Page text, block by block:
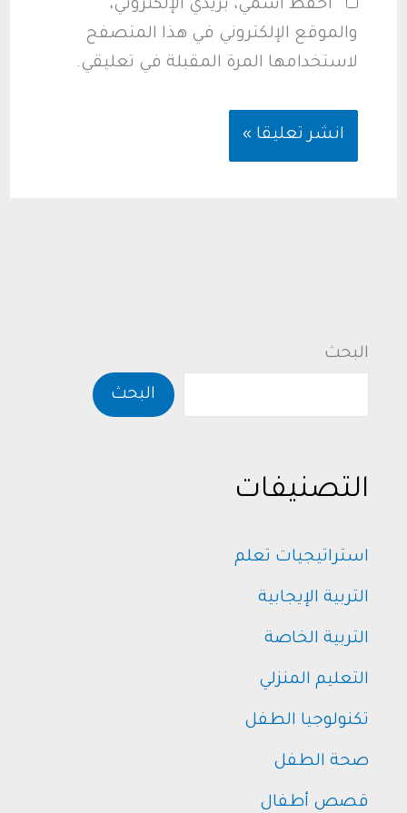
احفظ اسمي، بريدي الإلكتروني،
والموقع الإلكتروني في هذا المتصفح
لاستخدامها المرة المقبلة في تعليقي.
البحث
البحث
التصنيفات
استراتيجيات تعلم
التربية الإيجابية
التربية الخاصة
التعليم المنزلي
تكنولوجيا الطفل
صحة الطفل
قصص أطفال